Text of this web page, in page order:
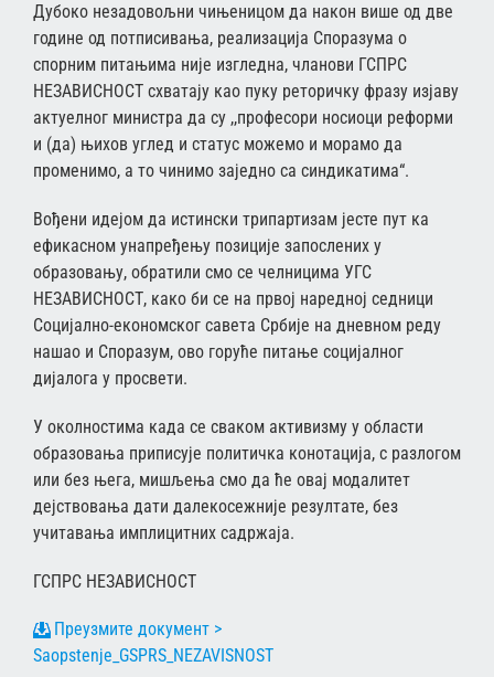
Дубоко незадовољни чињеницом да након више од две
године од потписивања, реализација Споразума о
спорним питањима није изгледна, чланови ГСПРС
НЕЗАВИСНОСТ схватају као пуку реторичку фразу изјаву
актуелног министра да су ,,професори носиоци реформи
и (да) њихов углед и статус можемо и морамо да
променимо, а то чинимо заједно са синдикатима“.
Вођени идејом да истински трипартизам јесте пут ка
ефикасном унапређењу позиције запослених у
образовању, обратили смо се челницима УГС
НЕЗАВИСНОСТ, како би се на првој наредној седници
Социјално-економског савета Србије на дневном реду
нашао и Споразум, ово горуће питање социјалног
дијалога у просвети.
У околностима када се сваком активизму у области
образовања приписује политичка конотација, с разлогом
или без њега, мишљења смо да ће овај модалитет
дејствовања дати далекосежније резултате, без
учитавања имплицитних садржаја.
ГСПРС НЕЗАВИСНОСТ
Saopstenje_GSPRS_NEZAVISNOST